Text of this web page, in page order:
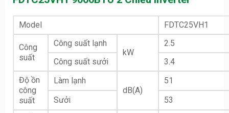
Model FDTC25VH1
Công
suất
Công suất lạnh
kW
2.5
Công suất sưởi
3.4
Độ ồn
công
suất
Làm lạnh
dB(A)
51
Sưởi
53